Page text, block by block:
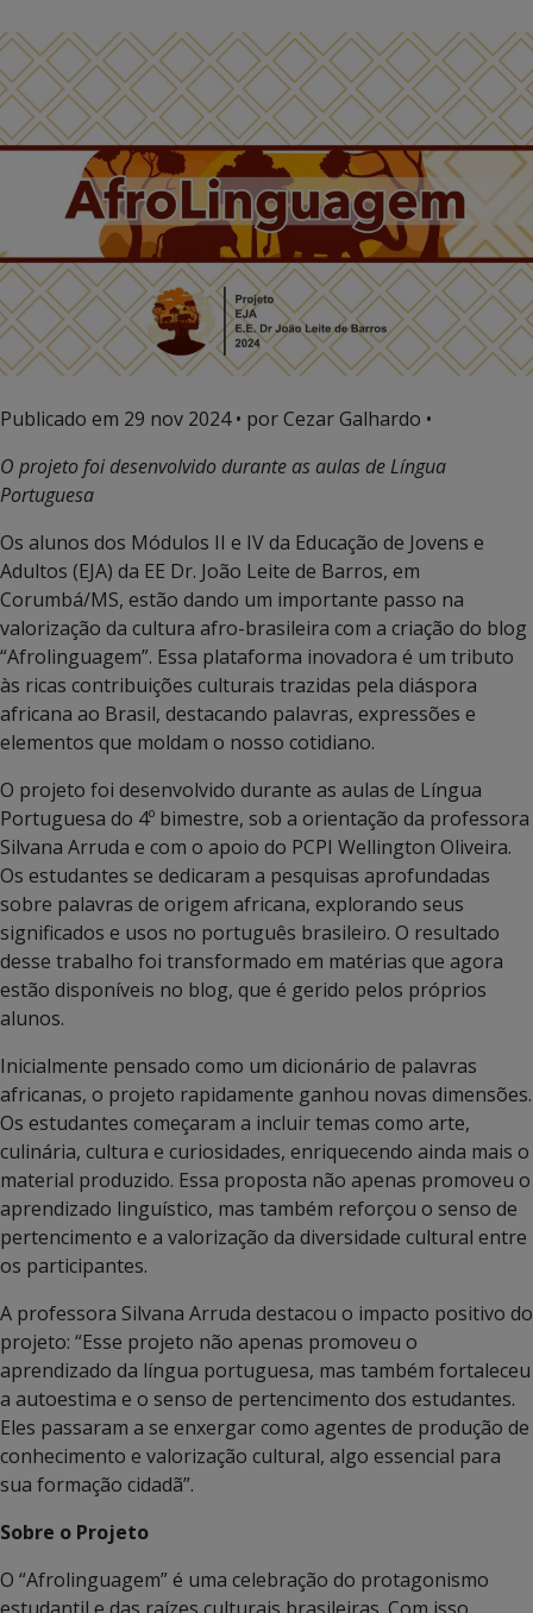
Publicado em 29 nov 2024• por Cezar Galhardo •
O projeto foi desenvolvido durante as aulas de Língua
Portuguesa
Os alunos dos Módulos II e IV da Educação de Jovens e
Adultos (EJA) da EE Dr. João Leite de Barros, em
Corumbá/MS, estão dando um importante passo na
valorização da cultura afro-brasileira com a criação do blog
“Afrolinguagem”. Essa plataforma inovadora é um tributo
às ricas contribuições culturais trazidas pela diáspora
africana ao Brasil, destacando palavras, expressões e
elementos que moldam o nosso cotidiano.
O projeto foi desenvolvido durante as aulas de Língua
Portuguesa do 4º bimestre, sob a orientação da professora
Silvana Arruda e com o apoio do PCPI Wellington Oliveira.
Os estudantes se dedicaram a pesquisas aprofundadas
sobre palavras de origem africana, explorando seus
significados e usos no português brasileiro. O resultado
desse trabalho foi transformado em matérias que agora
estão disponíveis no blog, que é gerido pelos próprios
alunos.
Inicialmente pensado como um dicionário de palavras
africanas, o projeto rapidamente ganhou novas dimensões.
Os estudantes começaram a incluir temas como arte,
culinária, cultura e curiosidades, enriquecendo ainda mais o
material produzido. Essa proposta não apenas promoveu o
aprendizado linguístico, mas também reforçou o senso de
pertencimento e a valorização da diversidade cultural entre
os participantes.
A professora Silvana Arruda destacou o impacto positivo do
projeto: “Esse projeto não apenas promoveu o
aprendizado da língua portuguesa, mas também fortaleceu
a autoestima e o senso de pertencimento dos estudantes.
Eles passaram a se enxergar como agentes de produção de
conhecimento e valorização cultural, algo essencial para
sua formação cidadã”.
Sobre o Projeto
O “Afrolinguagem” é uma celebração do protagonismo